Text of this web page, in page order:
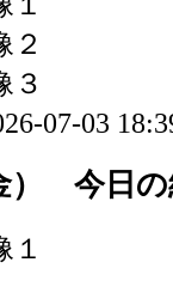
07-03
） 今日